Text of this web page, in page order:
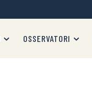
OSSERVATORI